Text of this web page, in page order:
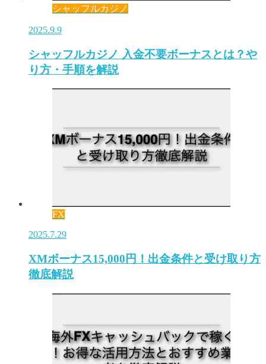
シャッフルカジノ
2025.9.9
シャッフルカジノ 入金不要ボーナスとは？や
り方・手順を解説
FX
2025.7.29
XMボーナス15,000円！出金条件と受け取り方
徹底解説